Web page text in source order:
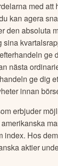
med att
kan agera
den absoluta
sina
ge
nästa
ge dig
innan
erbjuder
index. Hos
aktier